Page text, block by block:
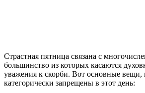
Страстная пятница связана с
большинство из которых касаются
уважения к скорби. Вот основные вещи,
категорически запрещены в этот день: